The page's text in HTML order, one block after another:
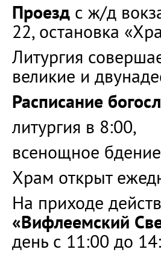
Проезд с ж/д
22, остановка
Литургия
великие и
Расписание
литургия в 8:00,
всенощное
Храм открыт
На приходе
«Вифлеемский
день с 11:00 до